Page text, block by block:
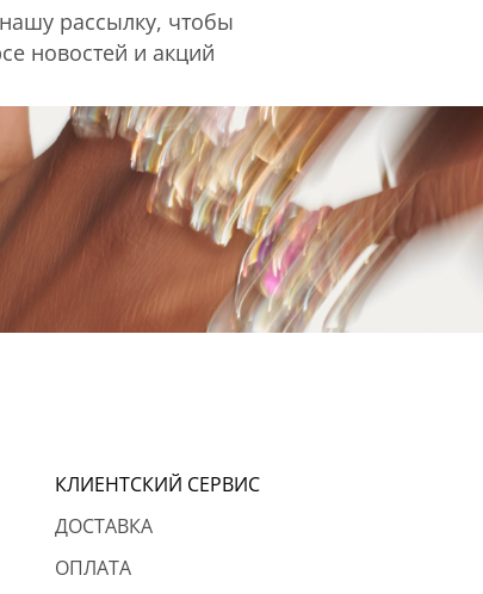
рассылку, чтобы
новостей и акций
КЛИЕНТСКИЙ СЕРВИС
ДОСТАВКА
ОПЛАТА